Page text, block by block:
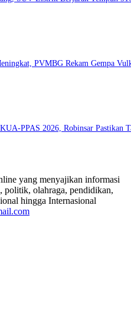
PVMBG Rekam Gempa
PPAS 2026, Robinsar Pastikan
yang menyajikan informasi
politik, olahraga, pendidikan,
hingga Internasional